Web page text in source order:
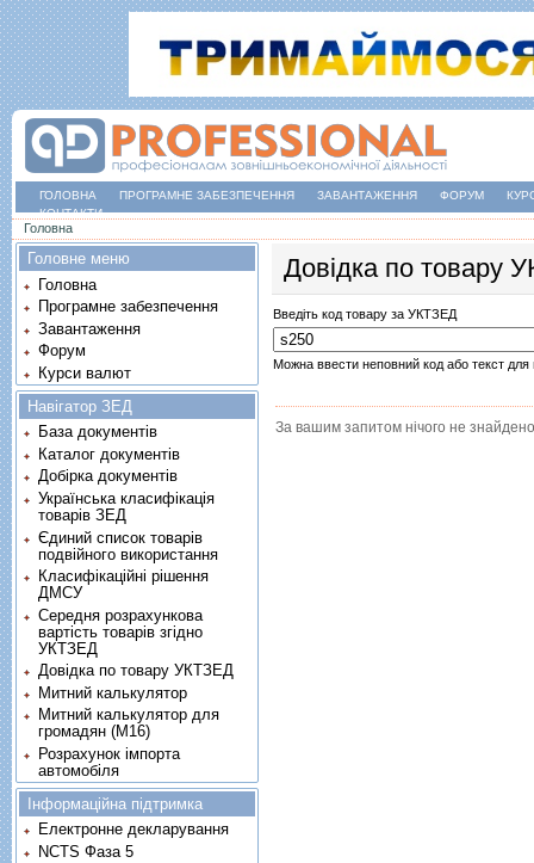
ГОЛОВНА ПРОГРАМНЕ ЗАБЕЗПЕЧЕННЯ ЗАВАНТАЖЕННЯ ФОРУМ
КОНТАКТИ
Ви є тут
Головна
Довідка по товару
Введіть код товару за УКТЗЕД
Можна ввести неповний код або текст для
За вашим запитом нічого не
Головне меню
Головна
Програмне забезпечення
Завантаження
Форум
Курси валют
Навігатор ЗЕД
База документів
Каталог документів
Добірка документів
Українська класифікація
товарів ЗЕД
Єдиний список товарів
подвійного використання
Класифікаційні рішення
ДМСУ
Середня розрахункова
вартість товарів згідно
УКТЗЕД
Довідка по товару УКТЗЕД
Митний калькулятор
Митний калькулятор для
громадян (М16)
Розрахунок імпорта
автомобіля
Інформаційна підтримка
Електронне декларування
NCTS Фаза 5